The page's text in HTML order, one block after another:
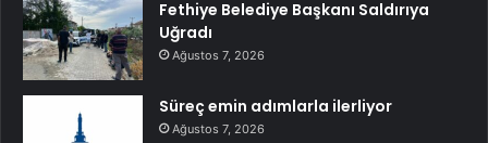
Fethiye Belediye Başkanı Saldırıya
Uğradı
Ağustos 7, 2026
Süreç emin adımlarla ilerliyor
Ağustos 7, 2026